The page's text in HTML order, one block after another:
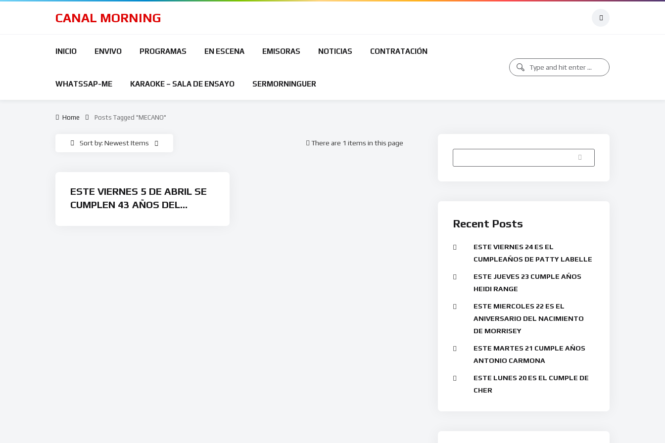
CANAL MORNING
INICIO ENVIVO PROGRAMAS EN ESCENA EMISORAS NOTICIAS CONTRATACIÓN
WHATSSAP-ME KARAOKE – SALA DE ENSAYO SERMORNINGUER
Home Posts Tagged "MECANO"
Sort by: Newest Items There are 1 items in this page
ESTE VIERNES 5 DE ABRIL SE
CUMPLEN 43 AÑOS DEL
Buscar
Recent Posts
ESTE VIERNES 24 ES EL
CUMPLEAÑOS DE PATTY LABELLE
ESTE JUEVES 23 CUMPLE AÑOS
HEIDI RANGE
ESTE MIERCOLES 22 ES EL
ANIVERSARIO DEL NACIMIENTO
DE MORRISEY
ESTE MARTES 21 CUMPLE AÑOS
ANTONIO CARMONA
ESTE LUNES 20 ES EL CUMPLE DE
CHER